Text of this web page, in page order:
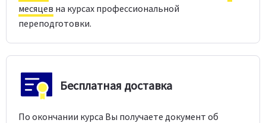
месяцев на курсах профессиональной
переподготовки.
Бесплатная доставка
По окончании курса Вы получаете документ об